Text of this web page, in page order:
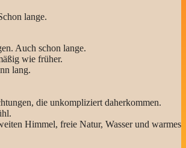
lange.
Auch schon lange.
wie früher.
lang.
die unkompliziert daherkommen.
Himmel, freie Natur, Wasser und warmes